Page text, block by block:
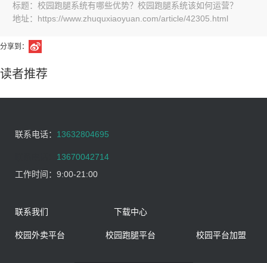
标题：校园跑腿系统有哪些优势？校园跑腿系统该如何运营？
地址：https://www.zhuquxiaoyuan.com/article/42305.html
分享到：
读者推荐
联系电话： 13632804695
13670042714
工作时间： 9:00-21:00
联系我们 下载中心
校园外卖平台 校园跑腿平台 校园平台加盟